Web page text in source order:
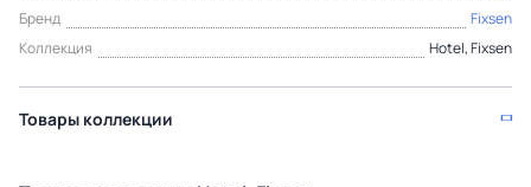
Бренд
Fixsen
Коллекция
Hotel, Fixsen
Товары коллекции